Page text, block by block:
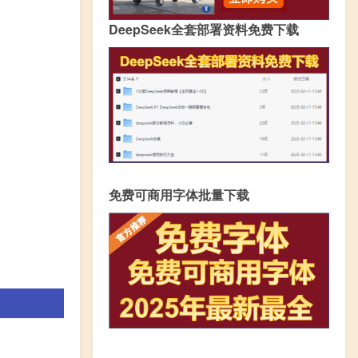
DeepSeek全套部署资料免费下载
免费可商用字体批量下载